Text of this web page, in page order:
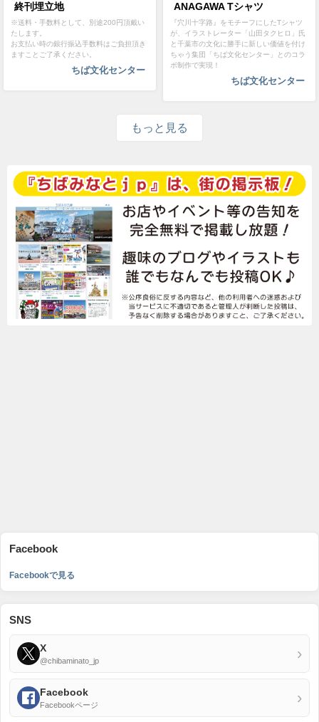
終刊埋立地
※送料・手数料として、別途200円頂戴い
たします。
お支払い時の銀行振込手数料はご負担頂き
ますことご了承ください。
ちば文化センター
ANAGAWA Tシャツ
『穴川十字路』をモチーフにしたTシャツ
が、イラストレーター「山田タクヒロ」氏
と千葉市の文化に勝手に新しい価値を付け
ちゃう集団「ちば文化センター」とのコラ
ボ制作で実現！
ちば文化センター
もっと見る
Facebook
Facebookで見る
SNS
X
@chibaminato_jp ›
Facebook
Facebookページ ›